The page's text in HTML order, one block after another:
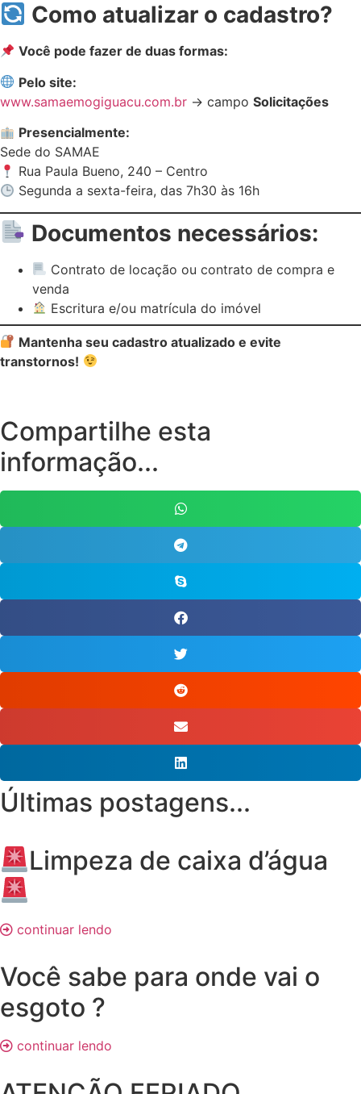
Como atualizar o cadastro?
Você pode fazer de duas formas:
Pelo site:
www.samaemogiguacu.com.br → campo Solicitações
Presencialmente:
Sede do SAMAE
Rua Paula Bueno, 240 – Centro
Segunda a sexta-feira, das 7h30 às 16h
Documentos necessários:
Contrato de locação ou contrato de compra e
venda
Escritura e/ou matrícula do imóvel
Mantenha seu cadastro atualizado e evite
transtornos!
Compartilhe esta
informação...
Últimas postagens...
Limpeza de caixa d’água
continuar lendo
Você sabe para onde vai o
esgoto ?
continuar lendo